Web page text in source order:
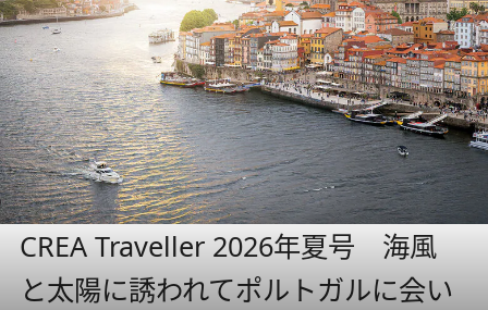
CREA Traveller 2026年夏号 海風
と太陽に誘われてポルトガルに会い